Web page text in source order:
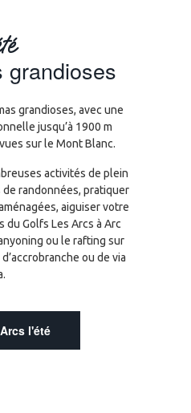
grandioses
grandioses, avec une
jusqu’à 1900 m
sur le Mont Blanc.
activités de plein
de randonnées, pratiquer
aiguiser votre
Golfs Les Arcs à Arc
ou le rafting sur
ou de via
l'été